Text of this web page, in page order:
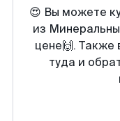
😍 Вы можете
из
цене🙌. Также
туда и